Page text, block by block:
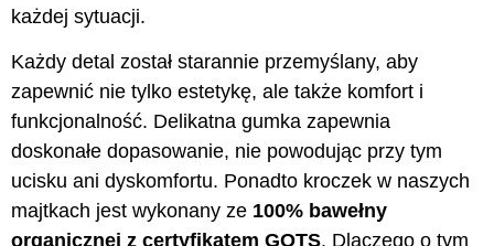
każdej sytuacji.
Każdy detal został starannie przemyślany, aby
zapewnić nie tylko estetykę, ale także komfort i
funkcjonalność. Delikatna gumka zapewnia
doskonałe dopasowanie, nie powodując przy tym
ucisku ani dyskomfortu. Ponadto kroczek w naszych
majtkach jest wykonany ze 100% bawełny
organicznej z certyfikatem GOTS. Dlaczego o tym